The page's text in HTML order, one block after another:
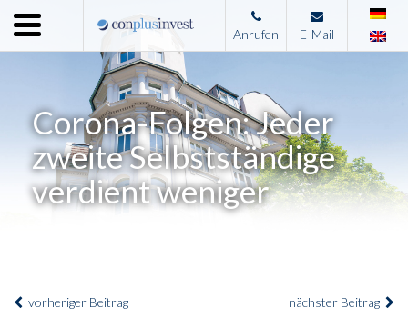
Menu
Home
Unternehmen
Leistungen
Immobilienangebote
News
Impressum
Anrufen E-Mail
Corona-Folgen: Jeder
zweite Selbstständige
verdient weniger
vorheriger Beitrag nächster Beitrag